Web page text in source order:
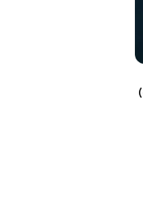
فندک بنزینی باریک برند Zorro (ضخامت 5mm)